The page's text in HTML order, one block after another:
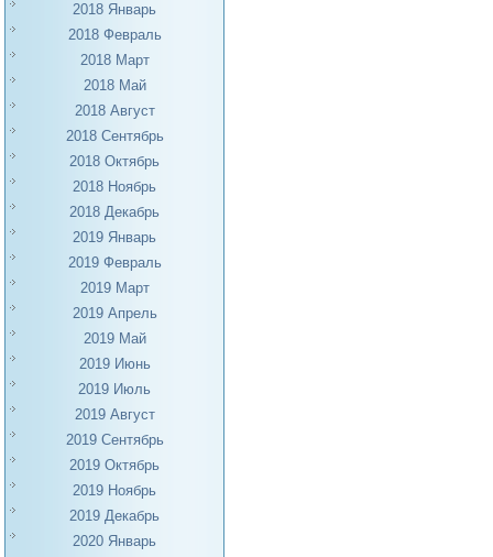
2018 Январь
2018 Февраль
2018 Март
2018 Май
2018 Август
2018 Сентябрь
2018 Октябрь
2018 Ноябрь
2018 Декабрь
2019 Январь
2019 Февраль
2019 Март
2019 Апрель
2019 Май
2019 Июнь
2019 Июль
2019 Август
2019 Сентябрь
2019 Октябрь
2019 Ноябрь
2019 Декабрь
2020 Январь